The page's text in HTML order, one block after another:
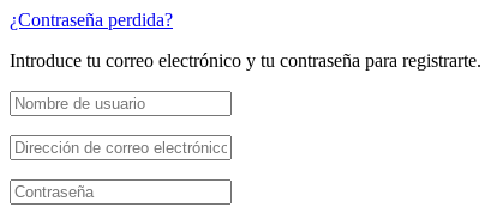
¿Contraseña perdida?
Introduce tu correo electrónico y tu contraseña para registrarte.